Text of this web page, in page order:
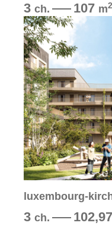
3 ch. 107 m2
luxembourg-
3 ch. 102,97